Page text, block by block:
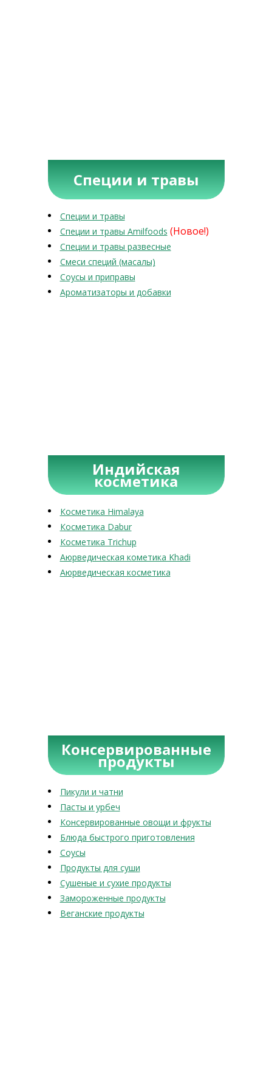
Специи и травы
Специи и травы
Специи и травы Amilfoods (Новое!)
Специи и травы развесные
Смеси специй (масалы)
Соусы и приправы
Ароматизаторы и добавки
Индийская
косметика
Косметика Himalaya
Косметика Dabur
Косметика Trichup
Аюрведическая кометика Khadi
Аюрведическая косметика
Консервированные
продукты
Пикули и чатни
Пасты и урбеч
Консервированные овощи и фрукты
Блюда быстрого приготовления
Соусы
Продукты для суши
Сушеные и сухие продукты
Замороженные продукты
Веганские продукты